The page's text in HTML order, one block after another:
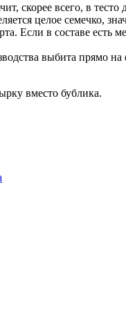
скорее всего, в тесто
целое семечко,
Если в составе есть
выбита прямо
вместо бублика.